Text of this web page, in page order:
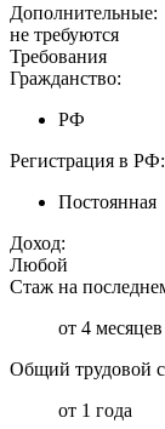
Дополнительные:
не требуются
Требования
Гражданство:
РФ
Регистрация в РФ:
Постоянная
Доход:
Любой
Стаж на
от 4 месяцев
Общий трудовой
от 1 года